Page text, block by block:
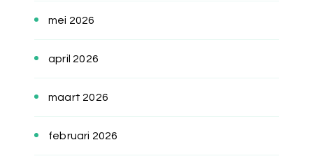
mei 2026
april 2026
maart 2026
februari 2026